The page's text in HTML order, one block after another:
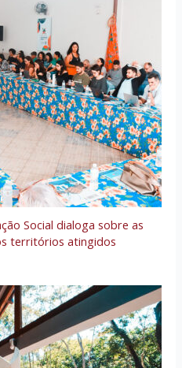
Social dialoga sobre as
territórios atingidos